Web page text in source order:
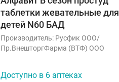
таблетки жевательные для
детей N60 БАД
Производитель: Русфик ООО/
Пр.ВнешторгФарма (ВТФ) ООО
Доступно в 6 аптеках